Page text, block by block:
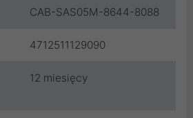
CAB-SAS05M-8644-8088
4712511129090
12 miesięcy